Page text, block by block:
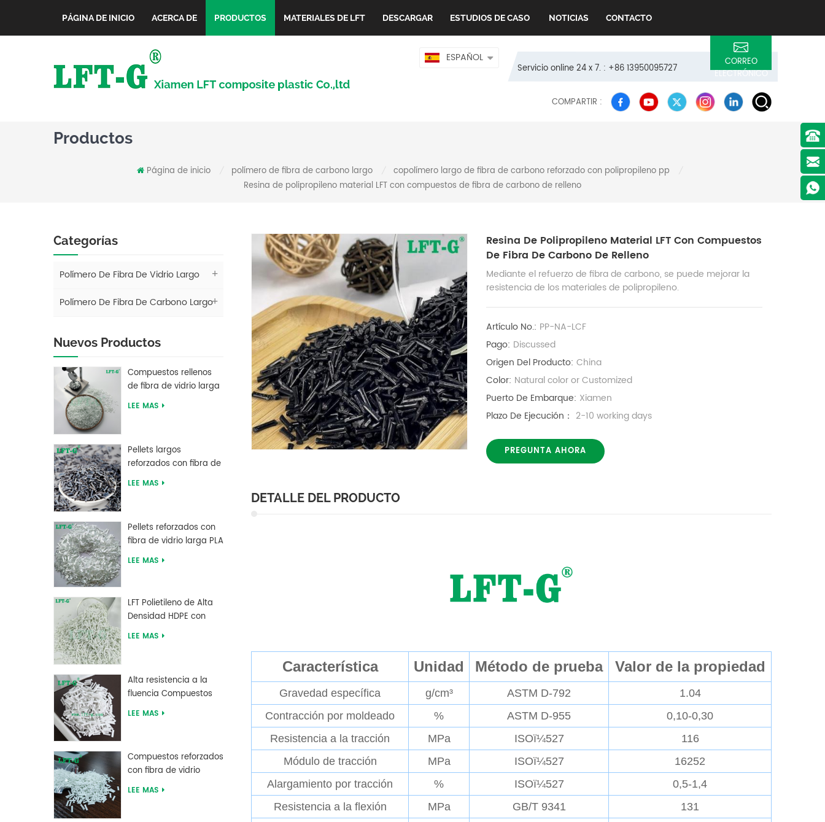
PÁGINA DE INICIO ACERCA DE PRODUCTOS MATERIALES DE LFT DESCARGAR ESTUDIOS DE CASO NOTICIAS CONTACTO
Servicio online 24 x 7. : +86 13950095727
CORREO
ELECTRÓNICO
ESPAÑOL
COMPARTIR :
Productos
Página de inicio polímero de fibra de carbono largo copolímero largo de fibra de carbono reforzado con polipropileno pp
Resina de polipropileno material LFT con compuestos de fibra de carbono de relleno
Categorías
Polímero De Fibra De Vidrio Largo
Polímero De Fibra De Carbono Largo
Nuevos Productos
Compuestos rellenos
de fibra de vidrio larga
de tereftalato de
LEE MAS
Pellets largos
reforzados con fibra de
carbono de resina PEEK
LEE MAS
Pellets reforzados con
fibra de vidrio larga PLA
de ácido poliláctico de
LEE MAS
LFT Polietileno de Alta
Densidad HDPE con
Fibra de Vidrio Larga
LEE MAS
Alta resistencia a la
fluencia Compuestos
largos de fibra de vidrio
LEE MAS
Compuestos reforzados
con fibra de vidrio
larga de tereftalato de
LEE MAS
Resina De Polipropileno Material LFT Con Compuestos
De Fibra De Carbono De Relleno
Mediante el refuerzo de fibra de carbono, se puede mejorar la
resistencia de los materiales de polipropileno.
Artículo No.: PP-NA-LCF
Pago: Discussed
Origen Del Producto: China
Color: Natural color or Customized
Puerto De Embarque: Xiamen
Plazo De Ejecución： 2-10 working days
PREGUNTA AHORA
DETALLE DEL PRODUCTO
Característica Unidad Método de prueba Valor de la propiedad
Gravedad específica g/cm³ ASTM D-792
1.04
Contracción por moldeado
% ASTM D-955
0,10-0,30
Resistencia a la tracción
MPa ISOï¼527
116
Módulo de tracción
MPa ISOï¼527
16252
Alargamiento por tracción
% ISOï¼527
0,5-1,4
Resistencia a la flexión
MPa GB/T 9341
131